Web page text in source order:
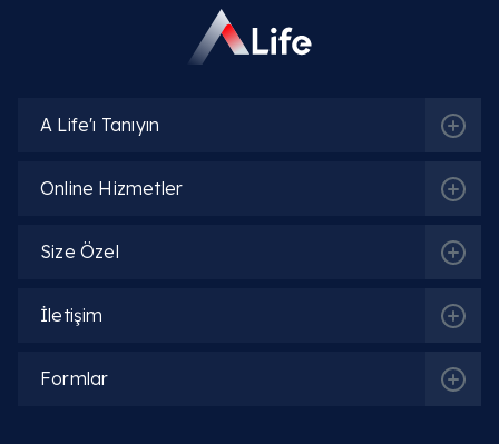
A Life'ı Tanıyın
Online Hizmetler
Size Özel
İletişim
Formlar